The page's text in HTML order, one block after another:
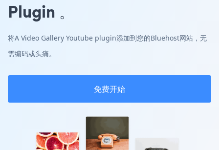
Plugin 。
将A Video Gallery Youtube plugin添加到您的Bluehost网站，无
需编码或头痛。
免费开始